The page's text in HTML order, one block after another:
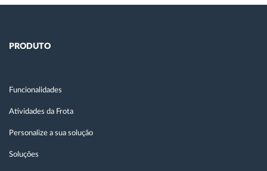
PRODUTO
Funcionalidades
Atividades da Frota
Personalize a sua solução
Soluções